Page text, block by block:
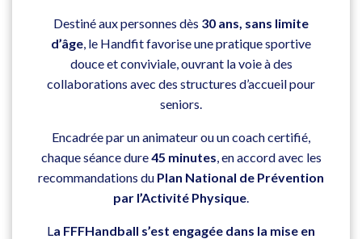
Destiné aux personnes dès 30 ans, sans limite
d’âge, le Handfit favorise une pratique sportive
douce et conviviale, ouvrant la voie à des
collaborations avec des structures d’accueil pour
seniors.
Encadrée par un animateur ou un coach certifié,
chaque séance dure45 minutes, en accord avec les
recommandations du Plan National de Prévention
par l’Activité Physique.
La FFFHandball s’est engagée dans la mise en